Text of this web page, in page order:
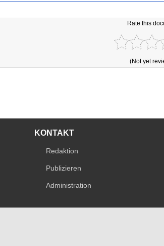
Rate this
(Not yet
KONTAKT
Redaktion
Publizieren
Administration